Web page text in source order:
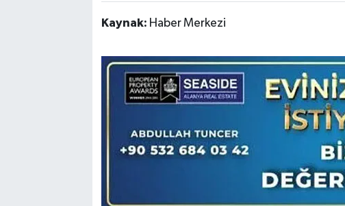
Kaynak: Haber Merkezi